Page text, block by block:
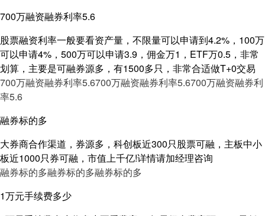
700万融资融券利率5.6
股票融资利率一般要看资产量，不限量可以申请到4.2%，100万
可以申请4%，500万可以申请3.9，佣金万1，ETF万0.5，非常
划算，主要是可融券源多，有1500多只，非常合适做T+0交易
700万融资融券利率5.6700万融资融券利率5.6700万融资融券利
率5.6
融券标的多
大券商合作渠道，券源多，科创板近300只股票可融，主板中小
板近1000只券可融，市值上千亿!详情请加经理咨询
融券标的多融券标的多融券标的多
1万元手续费多少